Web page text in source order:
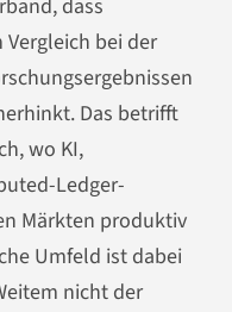
dass
bei der
Das betrifft
wo KI,
Ledger-
Märkten produktiv
Umfeld ist dabei
nicht der